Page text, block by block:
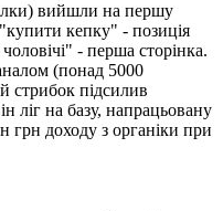
вийшли на першу
кепку" - позиція
- перша сторінка.
(понад 5000
стрибок підсилив
ліг на базу, напрацьовану
грн доходу з органіки при